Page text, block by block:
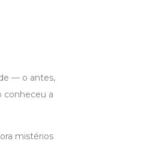
— o antes,
conheceu a
mistérios